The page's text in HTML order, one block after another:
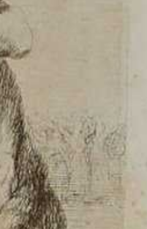
, Goya decidia retirar-la;
que això